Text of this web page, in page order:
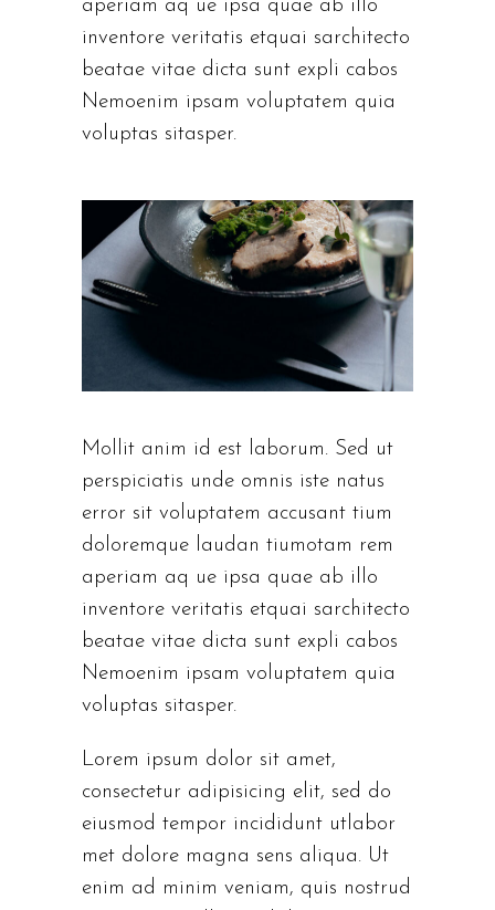
aperiam aq ue ipsa quae ab illo
inventore veritatis etquai sarchitecto
beatae vitae dicta sunt expli cabos
Nemoenim ipsam voluptatem quia
voluptas sitasper.
Mollit anim id est laborum. Sed ut
perspiciatis unde omnis iste natus
error sit voluptatem accusant tium
doloremque laudan tiumotam rem
aperiam aq ue ipsa quae ab illo
inventore veritatis etquai sarchitecto
beatae vitae dicta sunt expli cabos
Nemoenim ipsam voluptatem quia
voluptas sitasper.
Lorem ipsum dolor sit amet,
consectetur adipisicing elit, sed do
eiusmod tempor incididunt utlabor
met dolore magna sens aliqua. Ut
enim ad minim veniam, quis nostrud